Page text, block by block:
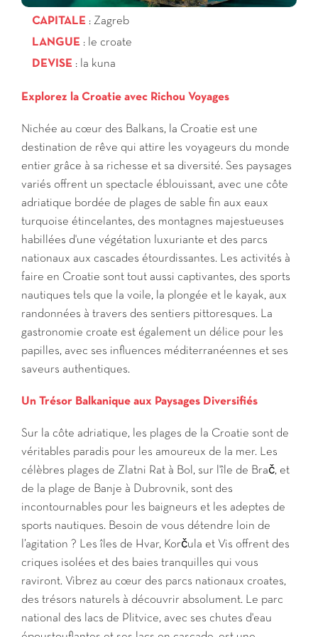
CAPITALE : Zagreb
LANGUE : le croate
DEVISE : la kuna
Explorez la Croatie avec Richou Voyages
Nichée au cœur des Balkans, la Croatie est une
destination de rêve qui attire les voyageurs du monde
entier grâce à sa richesse et sa diversité. Ses paysages
variés offrent un spectacle éblouissant, avec une côte
adriatique bordée de plages de sable fin aux eaux
turquoise étincelantes, des montagnes majestueuses
habillées d'une végétation luxuriante et des parcs
nationaux aux cascades étourdissantes. Les activités à
faire en Croatie sont tout aussi captivantes, des sports
nautiques tels que la voile, la plongée et le kayak, aux
randonnées à travers des sentiers pittoresques. La
gastronomie croate est également un délice pour les
papilles, avec ses influences méditerranéennes et ses
saveurs authentiques.
Un Trésor Balkanique aux Paysages Diversifiés
Sur la côte adriatique, les plages de la Croatie sont de
véritables paradis pour les amoureux de la mer. Les
célèbres plages de Zlatni Rat à Bol, sur l'île de Brač, et
de la plage de Banje à Dubrovnik, sont des
incontournables pour les baigneurs et les adeptes de
sports nautiques. Besoin de vous détendre loin de
l’agitation ? Les îles de Hvar, Korčula et Vis offrent des
criques isolées et des baies tranquilles qui vous
raviront. Vibrez au cœur des parcs nationaux croates,
des trésors naturels à découvrir absolument. Le parc
national des lacs de Plitvice, avec ses chutes d'eau